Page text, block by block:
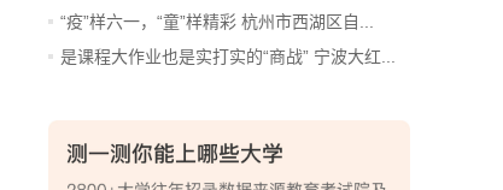
“疫”样六一，“童”样精彩 杭州市西湖区自...
是课程大作业也是实打实的“商战” 宁波大红...